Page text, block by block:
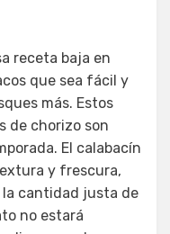
receta baja en
que sea fácil y
más. Estos
de chorizo son
El calabacín
y frescura,
cantidad justa de
no estará